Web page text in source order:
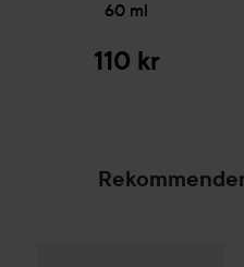
60 ml
110 kr